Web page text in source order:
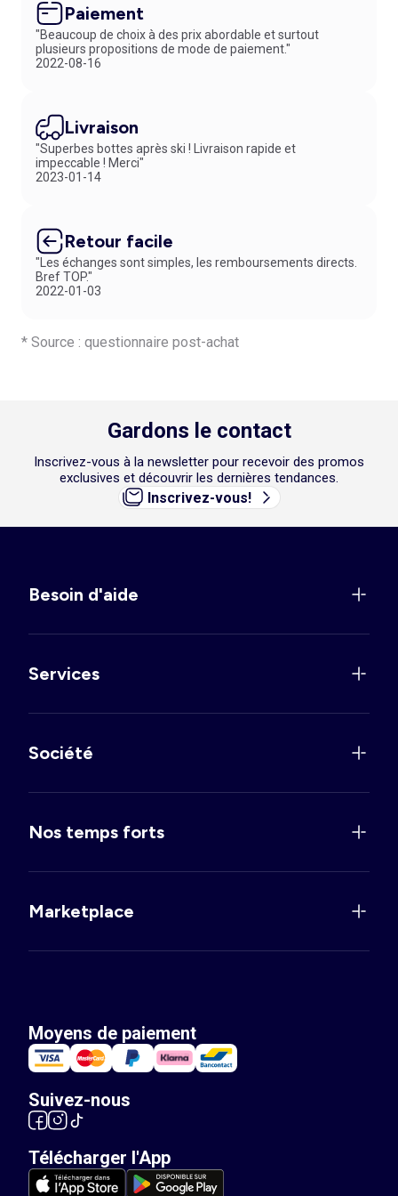
Paiement
"Beaucoup de choix à des prix abordable et surtout
plusieurs propositions de mode de paiement."
2022-08-16
Livraison
"Superbes bottes après ski ! Livraison rapide et
impeccable ! Merci"
2023-01-14
Retour facile
"Les échanges sont simples, les remboursements directs.
Bref TOP."
2022-01-03
* Source : questionnaire post-achat
Gardons le contact
Inscrivez-vous à la newsletter pour recevoir des promos
exclusives et découvrir les dernières tendances.
Inscrivez-vous!
Besoin d'aide
Services
Société
Nos temps forts
Marketplace
Moyens de paiement
Suivez-nous
Télécharger l'App